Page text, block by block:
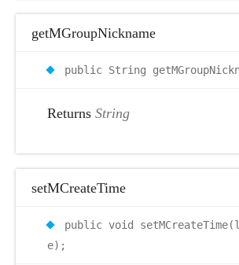
getMGroupNickname
public String
Returns String
setMCreateTime
public void
e);